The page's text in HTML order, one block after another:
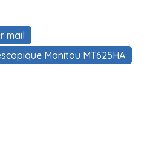
mail
Manitou MT625HA